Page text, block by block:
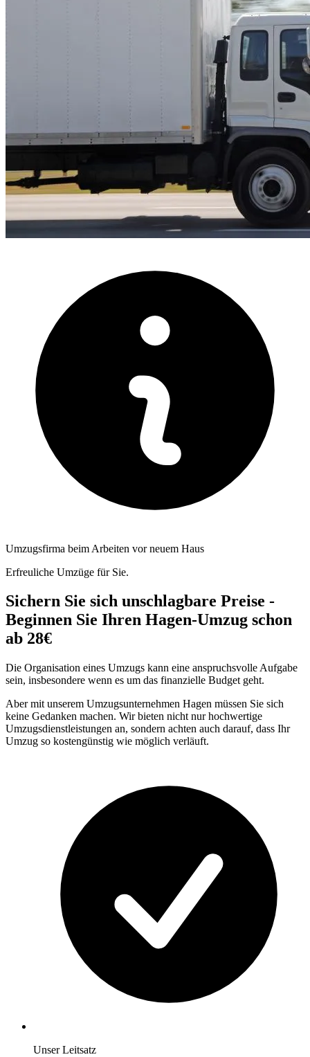
Umzugsfirma beim Arbeiten vor neuem Haus
Erfreuliche Umzüge für Sie.
Sichern Sie sich unschlagbare Preise -
Beginnen Sie Ihren Hagen-Umzug schon
ab 28€
Die Organisation eines Umzugs kann eine anspruchsvolle Aufgabe
sein, insbesondere wenn es um das finanzielle Budget geht.
Aber mit unserem Umzugsunternehmen Hagen müssen Sie sich
keine Gedanken machen. Wir bieten nicht nur hochwertige
Umzugsdienstleistungen an, sondern achten auch darauf, dass Ihr
Umzug so kostengünstig wie möglich verläuft.
Unser Leitsatz